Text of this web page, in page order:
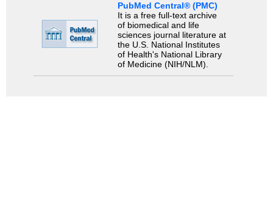
PubMed Central® (PMC)
It is a free full-text archive
of biomedical and life
sciences journal literature at
the U.S. National Institutes
of Health's National Library
of Medicine (NIH/NLM).